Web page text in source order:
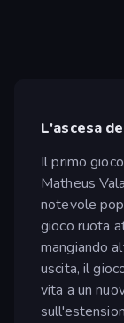
L'ascesa
Il primo
Matheus
notevole
gioco ruota
mangiando
uscita, il
vita a un